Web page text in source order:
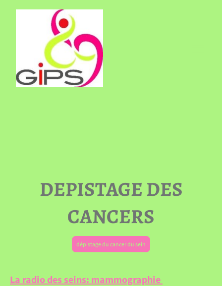
DEPISTAGE DES
CANCERS
dépistage du cancer du sein
La radio des seins: mammographie